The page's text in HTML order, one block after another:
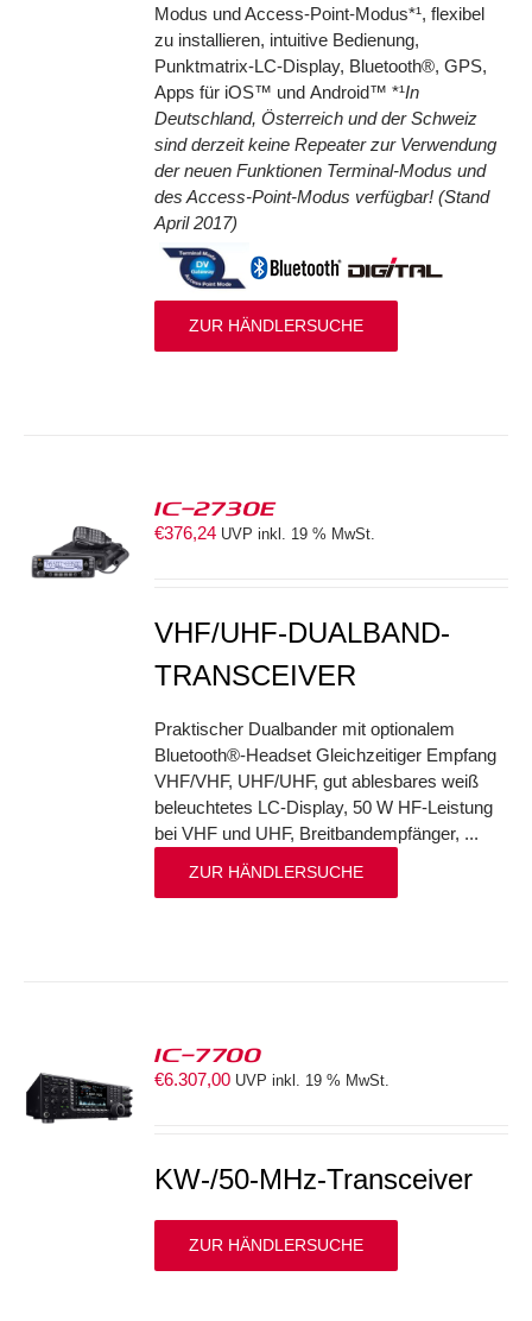
Modus und Access-Point-Modus*¹, flexibel
zu installieren, intuitive Bedienung,
Punktmatrix-LC-Display, Bluetooth®, GPS,
Apps für iOS™ und Android™ *¹In
Deutschland, Österreich und der Schweiz
sind derzeit keine Repeater zur Verwendung
der neuen Funktionen Terminal-Modus und
des Access-Point-Modus verfügbar! (Stand
April 2017)
ZUR HÄNDLERSUCHE
IC-2730E
€376,24 UVP inkl. 19 % MwSt.
VHF/UHF-DUALBAND-
TRANSCEIVER
Praktischer Dualbander mit optionalem
Bluetooth®-Headset Gleichzeitiger Empfang
VHF/VHF, UHF/UHF, gut ablesbares weiß
beleuchtetes LC-Display, 50 W HF-Leistung
bei VHF und UHF, Breitbandempfänger, ...
ZUR HÄNDLERSUCHE
IC-7700
€6.307,00 UVP inkl. 19 % MwSt.
KW-/50-MHz-Transceiver
ZUR HÄNDLERSUCHE